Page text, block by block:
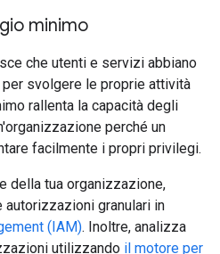
minimo
che utenti e servizi abbiano
svolgere le proprie attività
rallenta la capacità degli
perché un
facilmente i propri privilegi.
della tua organizzazione,
granulari in
(IAM). Inoltre, analizza
utilizzando il motore per